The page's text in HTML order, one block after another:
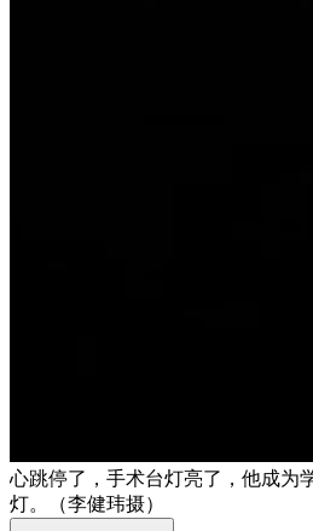
心跳停了，手术台灯亮了，他成为
灯。（李健玮摄）